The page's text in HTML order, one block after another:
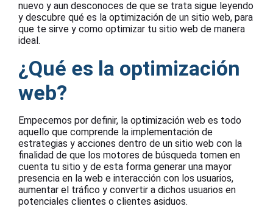
nuevo y aun desconoces de que se trata sigue leyendo
y descubre qué es la optimización de un sitio web, para
que te sirve y como optimizar tu sitio web de manera
ideal.
¿Qué es la optimización
web?
Empecemos por definir, la optimización web es todo
aquello que comprende la implementación de
estrategias y acciones dentro de un sitio web con la
finalidad de que los motores de búsqueda tomen en
cuenta tu sitio y de esta forma generar una mayor
presencia en la web e interacción con los usuarios,
aumentar el tráfico y convertir a dichos usuarios en
potenciales clientes o clientes asiduos.